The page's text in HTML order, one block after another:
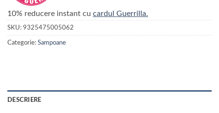
10% reducere instant cu cardul Guerrilla.
SKU: 9325475005062
Categorie: Sampoane
DESCRIERE